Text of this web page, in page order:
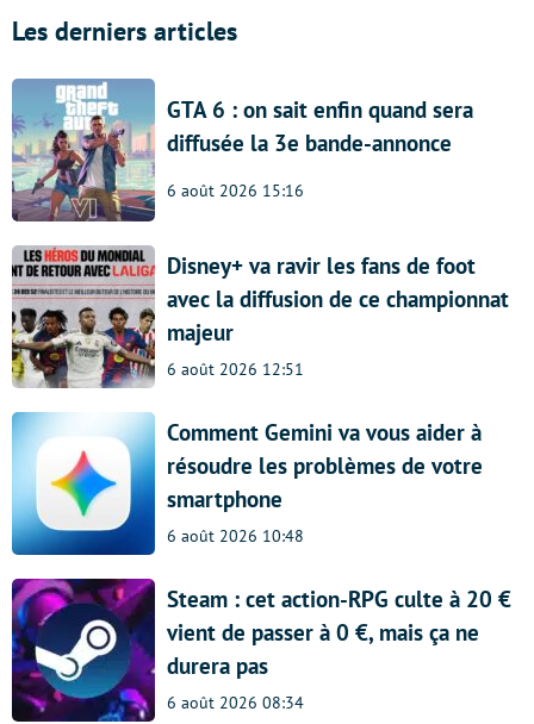
Les derniers articles
GTA 6 : on sait enfin quand sera
diffusée la 3e bande-annonce
6 août 2026 15:16
Disney+ va ravir les fans de foot
avec la diffusion de ce championnat
majeur
6 août 2026 12:51
Comment Gemini va vous aider à
résoudre les problèmes de votre
smartphone
6 août 2026 10:48
Steam : cet action-RPG culte à 20 €
vient de passer à 0 €, mais ça ne
durera pas
6 août 2026 08:34